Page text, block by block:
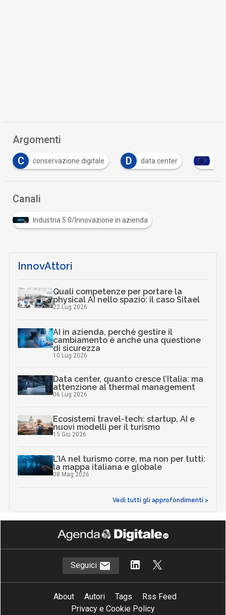
Argomenti
C
conservazione digitale D data center
Canali
Industria 5.0/Innovazione in azienda
InnovAttori
Quali competenze per portare la
physical AI nello spazio: il caso Sitael
22 Lug 2026
AI in azienda, perché gestire il
cambiamento è anche una questione
di sicurezza
10 Lug 2026
Data center, quanto cresce l’Italia: ma
attenzione al thermal management
06 Lug 2026
Ecosistemi travel-tech: startup, AI e
nuovi modelli per il turismo
15 Giu 2026
L’IA nel turismo corre, ma non per tutti:
la mappa italiana e globale
08 Mag 2026
Vedi tutti gli approfondimenti >
Seguici
About Autori Tags
Rss Feed
Privacy e Cookie Policy